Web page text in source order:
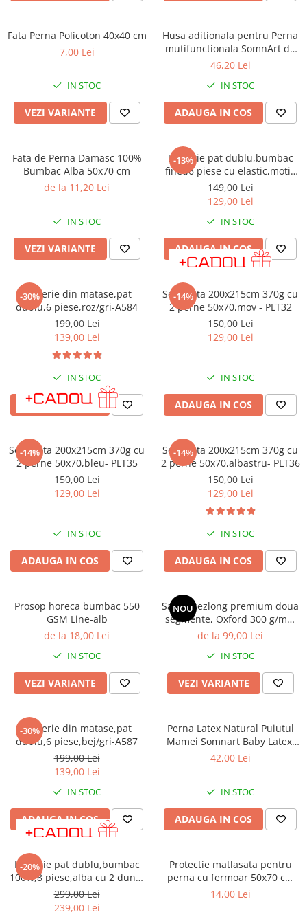
Bumbac satinat
Compatibile cu saltea
100x200cm
140x200cm
180x200cm
200x200cm
200x220cm
Cu elastic
Normal - fara elastic
Culoarea
Alba
Neagra
Rosie
Verde
Lila
Imprimeu
Cu inimioare
Cu pisici
Cu ursuleti
Cu Motiv Traditional
Fata Perna Policoton 40x40 cm
7,00 Lei
IN STOC
VEZI VARIANTE
Husa aditionala pentru Perna
mutifunctionala SomnArt de
gravide Mami, Alb
46,20 Lei
IN STOC
ADAUGA IN COS
Fata de Perna Damasc 100%
Bumbac Alba 50x70 cm
de la 11,20 Lei
IN STOC
VEZI VARIANTE
-13%
Lenjerie pat dublu,bumbac
finet,6 piese cu elastic,motiv
traditional rosu albastru-A423
149,00 Lei
129,00 Lei
IN STOC
ADAUGA IN COS
-30%
Lenjerie din matase,pat
dublu,6 piese,roz/gri-A584
199,00 Lei
139,00 Lei
IN STOC
ADAUGA IN COS
-14%
Set pilota 200x215cm 370g cu
2 perne 50x70,mov - PLT32
150,00 Lei
129,00 Lei
IN STOC
ADAUGA IN COS
-14%
Set pilota 200x215cm 370g cu
2 perne 50x70,bleu- PLT35
150,00 Lei
129,00 Lei
IN STOC
ADAUGA IN COS
-14%
Set pilota 200x215cm 370g cu
2 perne 50x70,albastru- PLT36
150,00 Lei
129,00 Lei
IN STOC
ADAUGA IN COS
Prosop horeca bumbac 550
GSM Line-alb
de la 18,00 Lei
IN STOC
VEZI VARIANTE
NOU
Saltea sezlong premium doua
segmente, Oxford 300 g/mp,
crem cu textura tesuta, cu
de la 99,00 Lei
IN STOC
VEZI VARIANTE
-30%
Lenjerie din matase,pat
dublu,6 piese,bej/gri-A587
199,00 Lei
139,00 Lei
IN STOC
ADAUGA IN COS
Perna Latex Natural Puiutul
Mamei Somnart Baby Latex,
joasa, 40x30, H6,5 cm, crem
42,00 Lei
IN STOC
ADAUGA IN COS
-20%
Lenjerie pat dublu,bumbac
100%,8 piese,alba cu 2 dungi
brodate verzi-67584
299,00 Lei
239,00 Lei
Protectie matlasata pentru
perna cu fermoar 50x70 cm
alba
14,00 Lei